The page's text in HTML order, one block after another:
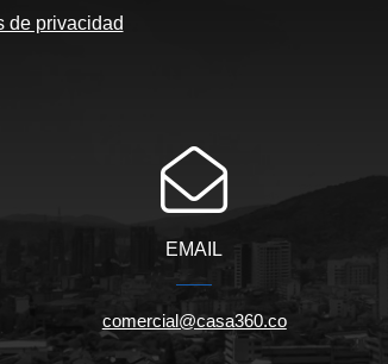
de privacidad
EMAIL
comercial@casa360.co